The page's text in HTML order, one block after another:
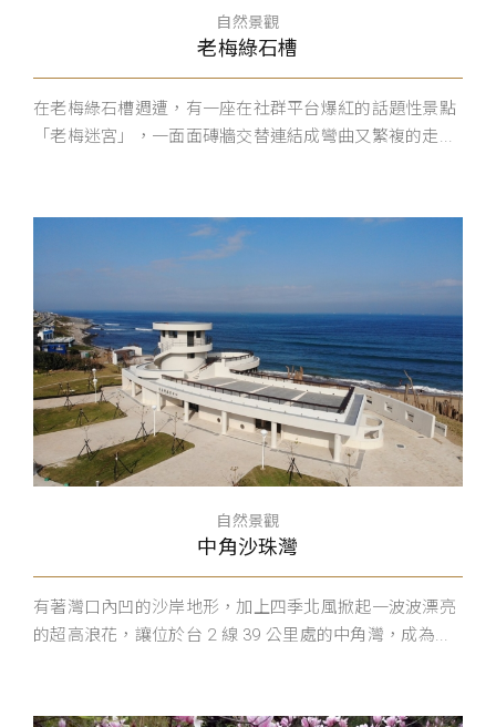
自然景觀
老梅綠石槽
在老梅綠石槽週遭，有一座在社群平台爆紅的話題性景點
「老梅迷宮」，一面面磚牆交替連結成彎曲又繁複的走...
自然景觀
中角沙珠灣
有著灣口內凹的沙岸地形，加上四季北風掀起一波波漂亮
的超高浪花，讓位於台 2 線 39 公里處的中角灣，成為...